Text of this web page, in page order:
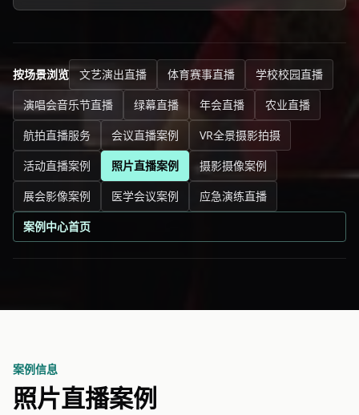
按场景浏览 文艺演出直播 体育赛事直播
学校校园直播
演唱会音乐节直播
绿幕直播 年会直播
农业直播
航拍直播服务
会议直播案例
VR全景摄影拍摄
活动直播案例
照片直播案例
摄影摄像案例
展会影像案例
医学会议案例
应急演练直播
案例中心首页
案例信息
照片直播案例